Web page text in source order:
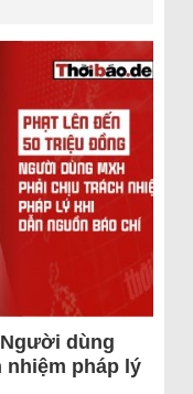
dùng
nhiệm pháp lý